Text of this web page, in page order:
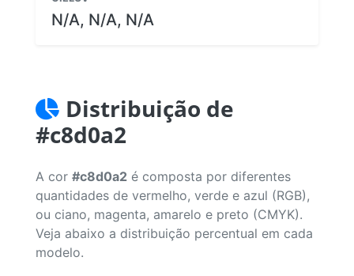
N/A, N/A, N/A
Distribuição de
#c8d0a2
A cor #c8d0a2 é composta por diferentes
quantidades de vermelho, verde e azul (RGB),
ou ciano, magenta, amarelo e preto (CMYK).
Veja abaixo a distribuição percentual em cada
modelo.